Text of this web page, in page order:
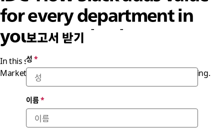
for every department in
your organization
In this study, IDC measures the value of Slack across
Marketing, Sales, HR, Customer Support and Engineering.
보고서 받기
성 *
이름*